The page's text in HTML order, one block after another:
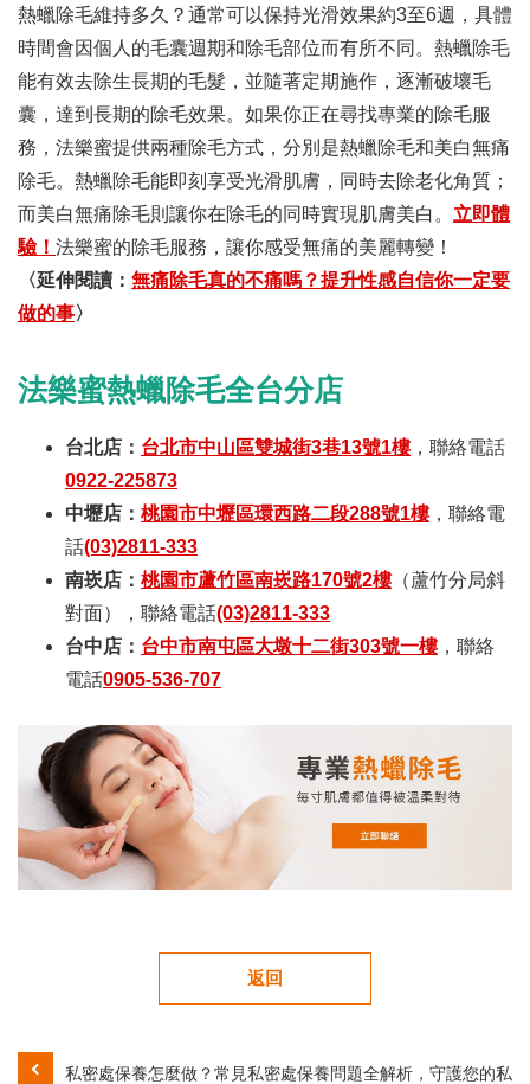
熱蠟除毛維持多久？通常可以保持光滑效果約3至6週，具體
時間會因個人的毛囊週期和除毛部位而有所不同。熱蠟除毛
能有效去除生長期的毛髮，並隨著定期施作，逐漸破壞毛
囊，達到長期的除毛效果。如果你正在尋找專業的除毛服
務，法樂蜜提供兩種除毛方式，分別是熱蠟除毛和美白無痛
除毛。熱蠟除毛能即刻享受光滑肌膚，同時去除老化角質；
而美白無痛除毛則讓你在除毛的同時實現肌膚美白。 立即體
驗！ 法樂蜜的除毛服務，讓你感受無痛的美麗轉變！
〈延伸閱讀： 無痛除毛真的不痛嗎？提升性感自信你一定要
做的事〉
法樂蜜熱蠟除毛全台分店
台北店： 台北市中山區雙城街3巷13號1樓，聯絡電話
0922-225873
中壢店： 桃園市中壢區環西路二段288號1樓，聯絡電
話(03)2811-333
南崁店： 桃園市蘆竹區南崁路170號2樓（蘆竹分局斜
對面），聯絡電話(03)2811-333
台中店： 台中市南屯區大墩十二街303號一樓，聯絡
電話0905-536-707
返回
私密處保養怎麼做？常見私密處保養問題全解析，守護您的私